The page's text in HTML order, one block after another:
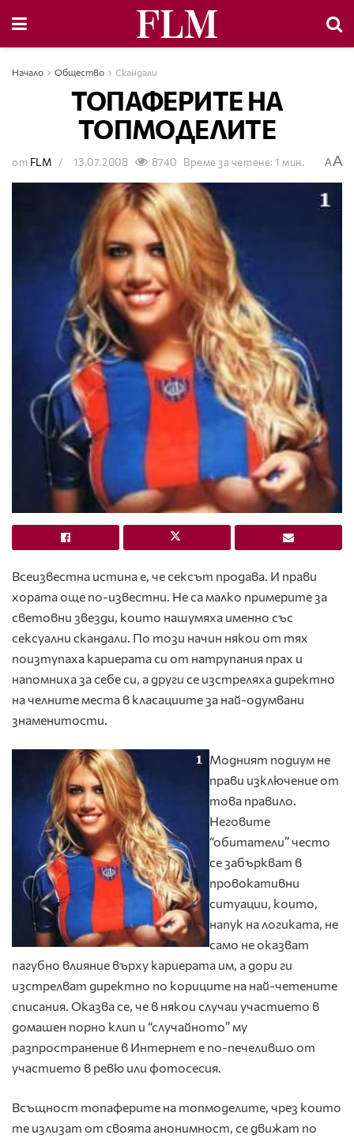
Начало Общество Скандали
ТОПАФЕРИТЕ НА
ТОПМОДЕЛИТЕ
от FLM 13.07.2008 8740 Време за четене: 1 мин. AA
Всеизвестна истина е, че сексът продава. И прави
хората още по-известни. Не са малко примерите за
световни звезди, които нашумяха именно със
сексуални скандали. По този начин някои от тях
поизтупаха кариерата си от натрупания прах и
напомниха за себе си, а други се изстреляха директно
на челните места в класациите за най-одумвани
знаменитости.
Модният подиум не
прави изключение от
това правило.
Неговите
“обитатели” често
се забъркват в
провокативни
ситуации, които,
напук на логиката, не
само не оказват
пагубно влияние върху кариерата им, а дори ги
изстрелват директно по кориците на най-четените
списания. Оказва се, че в някои случаи участието в
домашен порно клип и “случайното” му
разпространение в Интернет е по-печелившо от
участието в ревю или фотосесия.
Всъщност топаферите на топмоделите, чрез които
те излизат от своята анонимност, се движат по